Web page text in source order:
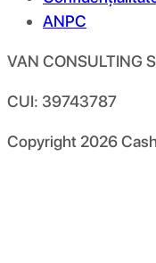
ANPC
VAN CONSULTING
CUI: 39743787
Copyright 2026